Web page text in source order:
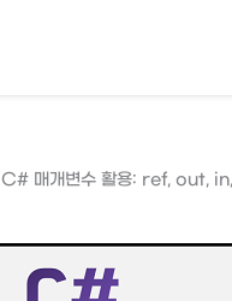
C# 매개변수 활용: ref, out,